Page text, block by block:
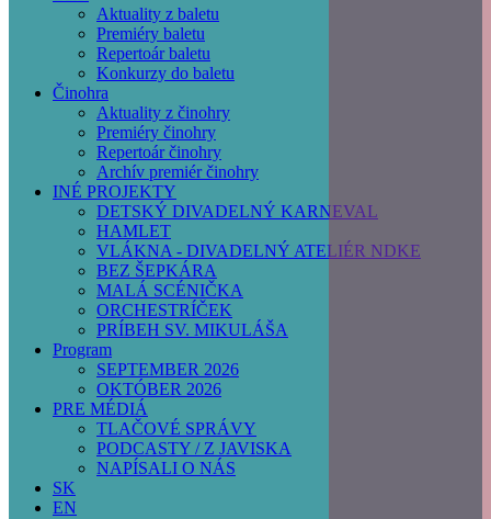
Aktuality z baletu
Premiéry baletu
Repertoár baletu
Konkurzy do baletu
Činohra
Aktuality z činohry
Premiéry činohry
Repertoár činohry
Archív premiér činohry
INÉ PROJEKTY
DETSKÝ DIVADELNÝ KARNEVAL
HAMLET
VLÁKNA - DIVADELNÝ ATELIÉR NDKE
BEZ ŠEPKÁRA
MALÁ SCÉNIČKA
ORCHESTRÍČEK
PRÍBEH SV. MIKULÁŠA
Program
SEPTEMBER 2026
OKTÓBER 2026
PRE MÉDIÁ
TLAČOVÉ SPRÁVY
PODCASTY / Z JAVISKA
NAPÍSALI O NÁS
SK
EN